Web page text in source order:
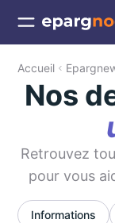
Accueil
Nos
Retrouvez
pour vous
Informations